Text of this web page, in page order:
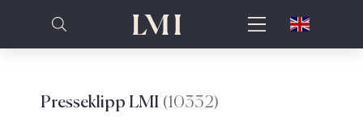
Presseklipp LMI (10332)